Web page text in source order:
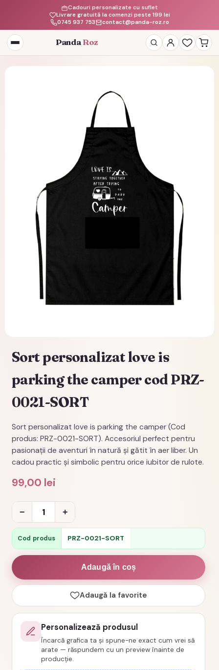
Livrare gratuită la comenzi peste 199 lei
Cadouri personalizate cu suflet
0745 937 753
contact@panda-roz.ro
Deschide
meniul
Panda Roz
Sort personalizat love is
parking the camper cod PRZ-
0021-SORT
Sort personalizat love is parking the camper (Cod
produs: PRZ-0021-SORT). Accesoriul perfect pentru
pasionații de aventuri în natură și gătit în aer liber. Un
cadou practic și simbolic pentru orice iubitor de rulote.
99,00 lei
−
Cantitate
Sort
personalizat
love
is
parking
the
camper
cod
PRZ-
0021-
+
Cod produs PRZ-0021-SORT
Adaugă în coș
Adaugă la favorite
Personalizează produsul
Încarcă grafica ta și spune-ne exact cum vrei să
arate — răspundem cu un preview înainte de
producție.